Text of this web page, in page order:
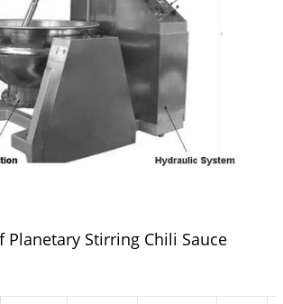
Planetary Stirring Chili Sauce